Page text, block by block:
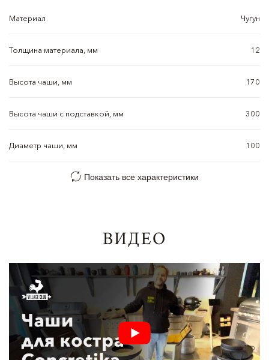
Материал Чугун
Толщина материала, мм 12
Высота чаши, мм 170
Высота чаши с подставкой, мм 300
Диаметр чаши, мм 100
Показать все характеристики
ВИДЕО